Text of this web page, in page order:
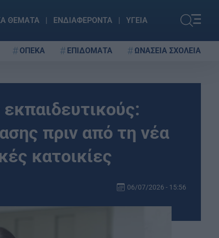
ΘΕΜΑΤΑ ΕΝΔΙΑΦΕΡΟΝΤΑ ΥΓΕΙΑ
ΟΠΕΚΑ ΕΠΙΔΟΜΑΤΑ ΩΝΑΣΕΙΑ ΣΧΟΛΕΙΑ
πριν από τη νέα
κατοικίες
06/07/2026 - 15:56